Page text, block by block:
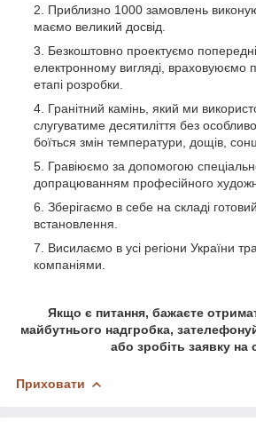
Приблизно 1000 замовлень
маємо великий досвід.
Безкоштовно проектуємо
електронному вигляді, враховуюємо
етапі розробки.
Гранітний камінь, який ми
слугуватиме десятиліття без
боїться змін температури, дощів,
Гравіюємо за допомогою
допрацюванням професійного
Зберігаємо в себе на складі
встановлення.
Висилаємо в усі регіони України
компаніями.
Якщо є питання, бажаєте
майбутнього надгробка,
або зробіть заявку на
Приховати